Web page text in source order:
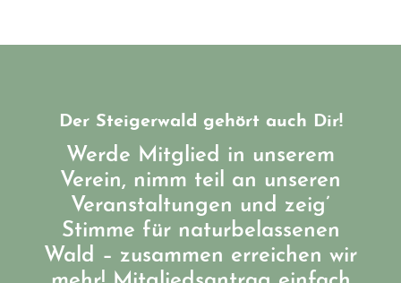
Der Steigerwald gehört auch Dir!
Werde Mitglied in unserem
Verein, nimm teil an unseren
Veranstaltungen und zeig’
Stimme für naturbelassenen
Wald – zusammen erreichen wir